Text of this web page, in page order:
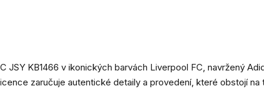
JSY KB1466 v ikonických barvách Liverpool FC, navržený
zaručuje autentické detaily a provedení, které obstojí na